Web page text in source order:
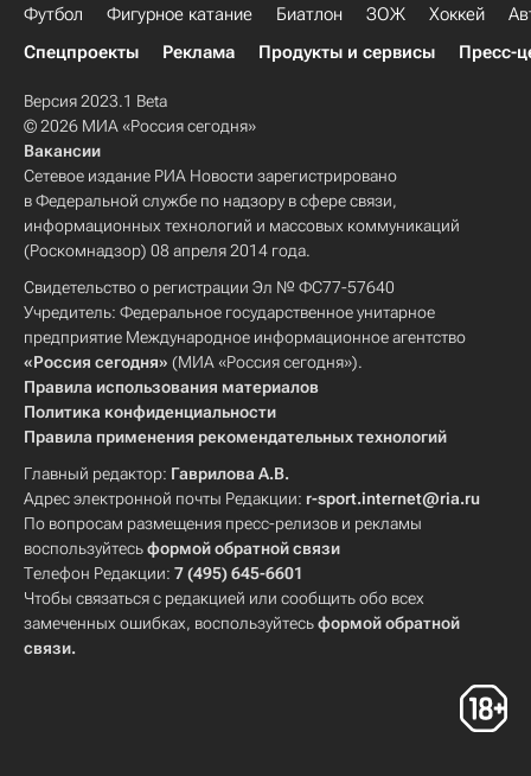
Футбол Фигурное катание Биатлон ЗОЖ Хоккей
Спецпроекты
Реклама Продукты и сервисы Пресс-
Версия 2023.1 Beta
© 2026 МИА «Россия сегодня»
Вакансии
Сетевое издание РИА Новости зарегистрировано
в Федеральной службе по надзору в сфере связи,
информационных технологий и массовых коммуникаций
(Роскомнадзор) 08 апреля 2014 года.
Свидетельство о регистрации Эл № ФС77-57640
Учредитель: Федеральное государственное унитарное
предприятие Международное информационное агентство
«Россия сегодня» (МИА «Россия сегодня»).
Правила использования материалов
Политика конфиденциальности
Правила применения рекомендательных технологий
Главный редактор: Гаврилова А.В.
Адрес электронной почты Редакции: r-sport.internet@ria.ru
По вопросам размещения пресс-релизов и рекламы
воспользуйтесьформой обратной связи
Телефон Редакции: 7 (495) 645-6601
Чтобы связаться с редакцией или сообщить обо всех
замеченных ошибках, воспользуйтесьформой обратной
связи.